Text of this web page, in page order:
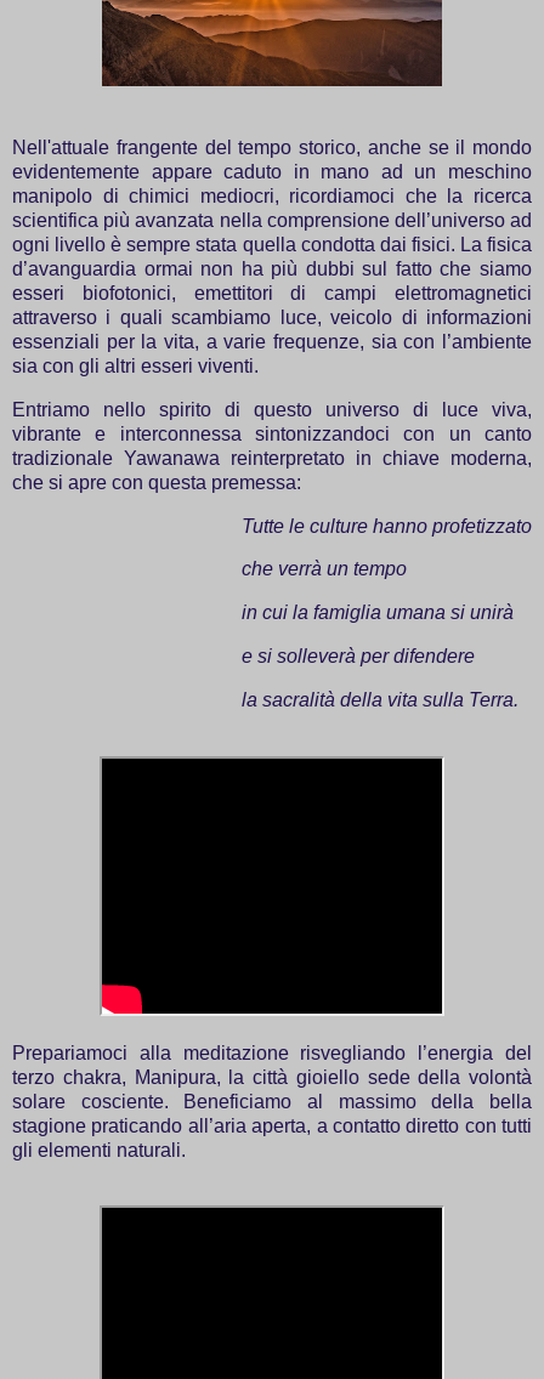
Nell'attuale frangente del tempo storico, anche se il mondo
evidentemente appare caduto in mano ad un meschino
manipolo di chimici mediocri, ricordiamoci che la ricerca
scientifica più avanzata nella comprensione dell’universo ad
ogni livello è sempre stata quella condotta dai fisici. La fisica
d’avanguardia ormai non ha più dubbi sul fatto che siamo
esseri biofotonici, emettitori di campi elettromagnetici
attraverso i quali scambiamo luce, veicolo di informazioni
essenziali per la vita, a varie frequenze, sia con l’ambiente
sia con gli altri esseri viventi.
Entriamo nello spirito di questo universo di luce viva,
vibrante e interconnessa sintonizzandoci con un canto
tradizionale Yawanawa reinterpretato in chiave moderna,
che si apre con questa premessa:
Tutte le culture hanno profetizzato
che verrà un tempo
in cui la famiglia umana si unirà
e si solleverà per difendere
la sacralità della vita sulla Terra.
Prepariamoci alla meditazione risvegliando l’energia del
terzo chakra, Manipura, la città gioiello sede della volontà
solare cosciente. Beneficiamo al massimo della bella
stagione praticando all’aria aperta, a contatto diretto con tutti
gli elementi naturali.